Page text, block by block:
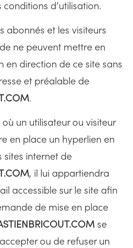
d’utilisation.
abonnés et les visiteurs
ne peuvent mettre en
en direction de ce site sans
et préalable de
.
où un utilisateur ou visiteur
en place un hyperlien en
sites internet de
, il lui appartiendra
accessible sur le site afin
de mise en place
se
ou de refuser un